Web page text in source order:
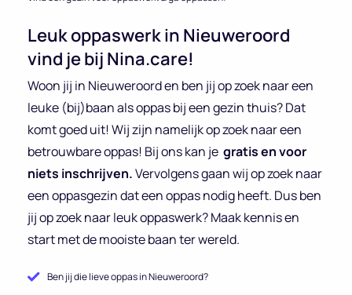
Leuk oppaswerk in Nieuweroord
vind je bij Nina.care!
Woon jij in Nieuweroord en ben jij op zoek naar een
leuke (bij)baan als oppas bij een gezin thuis? Dat
komt goed uit! Wij zijn namelijk op zoek naar een
betrouwbare oppas! Bij ons kan je gratis en voor
niets inschrijven.Vervolgens gaan wij op zoek naar
een oppasgezin dat een oppas nodig heeft. Dus ben
jij op zoek naar leuk oppaswerk? Maak kennis en
start met de mooiste baan ter wereld.
Ben jij die lieve oppas in Nieuweroord?